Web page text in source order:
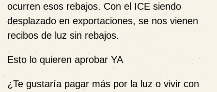
ocurren esos rebajos. Con el ICE siendo
desplazado en exportaciones, se nos vienen
recibos de luz sin rebajos.
Esto lo quieren aprobar YA
¿Te gustaría pagar más por la luz o vivir con